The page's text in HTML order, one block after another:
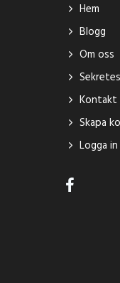
Hem
Blogg
Om oss
Kontakt
Skapa
Logga in